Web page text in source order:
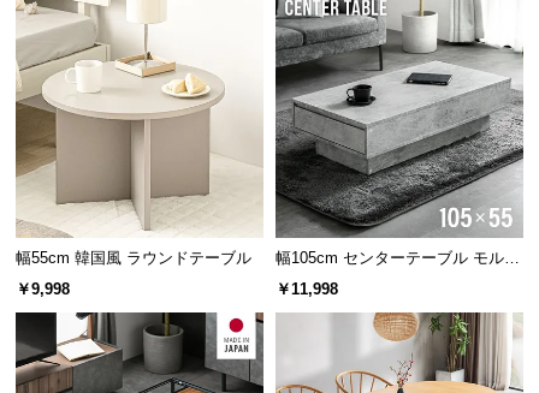
て
会
員
約
い
て
客
幅55cm 韓国風 ラウンドテーブル
￥9,998
幅105cm センターテーブル モルタ
ル調 大容量収納付き スライド引き
￥11,998